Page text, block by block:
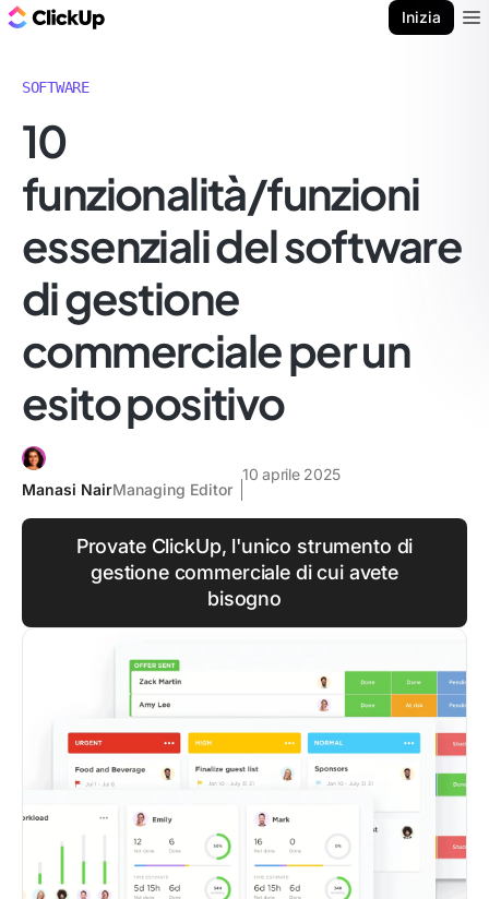
Inizia
SOFTWARE
10
funzionalità/funzioni
essenziali del software
di gestione
commerciale per un
esito positivo
Manasi NairManaging Editor
10 aprile 2025
Provate ClickUp, l'unico strumento di
gestione commerciale di cui avete
bisogno